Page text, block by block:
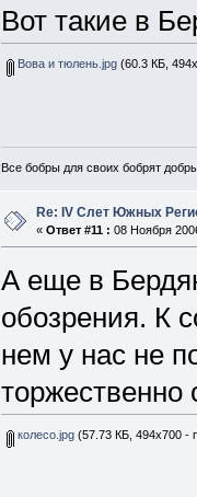
Вот такие в
Вова и тюлень.jpg(60.3 КБ,
Все бобры для своих бобрят
Re: IV Слет Южных
« Ответ #11 : 08 Ноября
А еще в
обозрения. К
нем у нас не
колесо.jpg(57.73 КБ, 494x700 -